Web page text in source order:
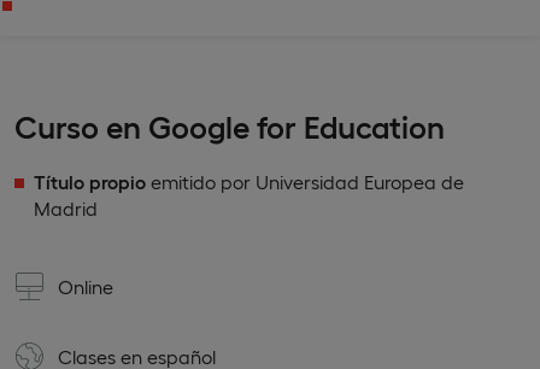
Curso en Google for Education
Título propio emitido por Universidad Europea de
Madrid
Online
Clases en español